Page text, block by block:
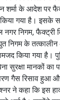
शर्मा के आदेश पर
गया है। इसके
निगम, फैक्ट्री
निगम के
किया गया
सुरक्षा मानकों का
गैस रिसाव हुआ
ने कहा कि इस